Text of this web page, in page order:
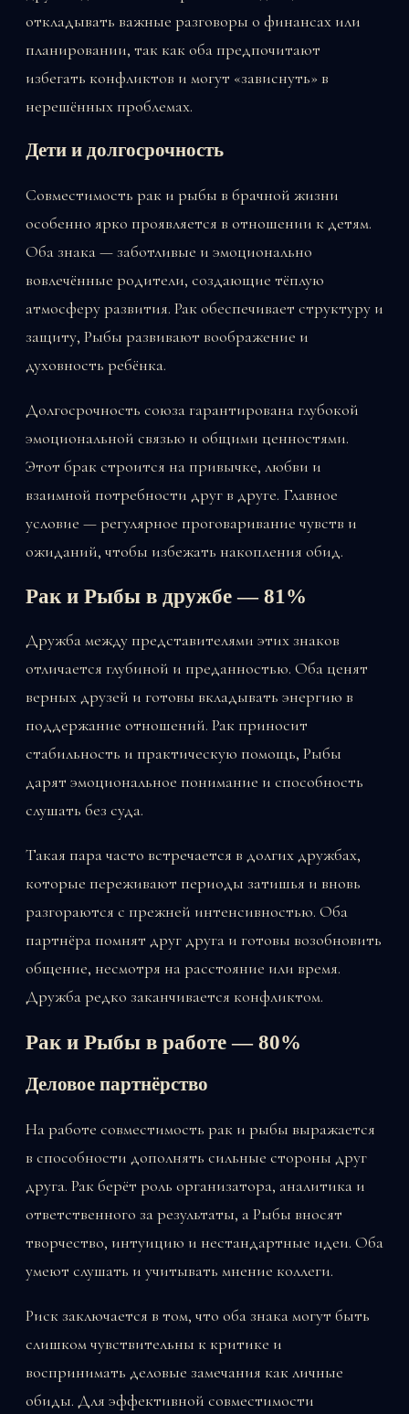
откладывать важные разговоры о финансах или
планировании, так как оба предпочитают
избегать конфликтов и могут «зависнуть» в
нерешённых проблемах.
Дети и долгосрочность
Совместимость рак и рыбы в брачной жизни
особенно ярко проявляется в отношении к детям.
Оба знака — заботливые и эмоционально
вовлечённые родители, создающие тёплую
атмосферу развития. Рак обеспечивает структуру и
защиту, Рыбы развивают воображение и
духовность ребёнка.
Долгосрочность союза гарантирована глубокой
эмоциональной связью и общими ценностями.
Этот брак строится на привычке, любви и
взаимной потребности друг в друге. Главное
условие — регулярное проговаривание чувств и
ожиданий, чтобы избежать накопления обид.
Рак и Рыбы в дружбе — 81%
Дружба между представителями этих знаков
отличается глубиной и преданностью. Оба ценят
верных друзей и готовы вкладывать энергию в
поддержание отношений. Рак приносит
стабильность и практическую помощь, Рыбы
дарят эмоциональное понимание и способность
слушать без суда.
Такая пара часто встречается в долгих дружбах,
которые переживают периоды затишья и вновь
разгораются с прежней интенсивностью. Оба
партнёра помнят друг друга и готовы возобновить
общение, несмотря на расстояние или время.
Дружба редко заканчивается конфликтом.
Рак и Рыбы в работе — 80%
Деловое партнёрство
На работе совместимость рак и рыбы выражается
в способности дополнять сильные стороны друг
друга. Рак берёт роль организатора, аналитика и
ответственного за результаты, а Рыбы вносят
творчество, интуицию и нестандартные идеи. Оба
умеют слушать и учитывать мнение коллеги.
Риск заключается в том, что оба знака могут быть
слишком чувствительны к критике и
воспринимать деловые замечания как личные
обиды. Для эффективной совместимости